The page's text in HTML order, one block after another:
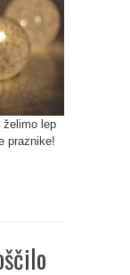
želimo lep
praznike!